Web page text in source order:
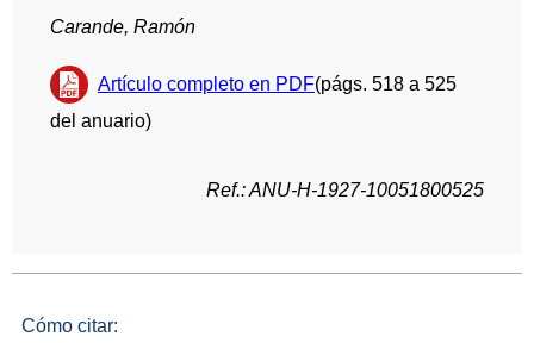
Carande, Ramón
Artículo completo en PDF(págs. 518 a 525
del anuario)
Ref.: ANU-H-1927-10051800525
Cómo citar: